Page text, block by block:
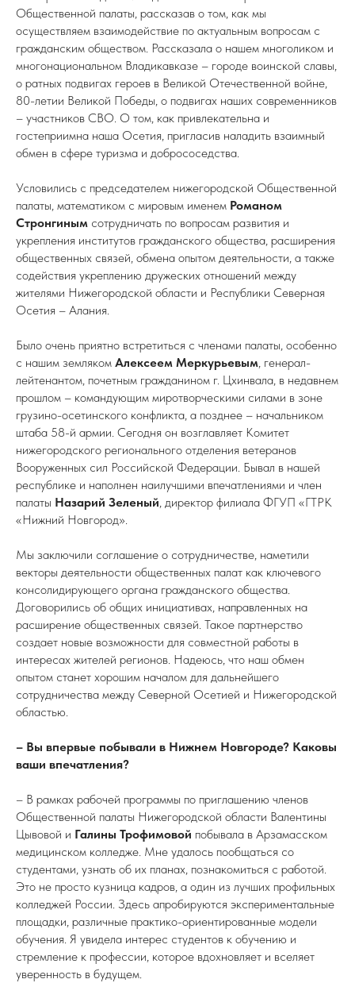
Общественной палаты, рассказав о том, как мы
осуществляем взаимодействие по актуальным вопросам с
гражданским обществом. Рассказала о нашем многоликом и
многонациональном Владикавказе – городе воинской славы,
о ратных подвигах героев в Великой Отечественной войне,
80-летии Великой Победы, о подвигах наших современников
– участников СВО. О том, как привлекательна и
гостеприимна наша Осетия, пригласив наладить взаимный
обмен в сфере туризма и добрососедства.
Условились с председателем нижегородской Общественной
палаты, математиком с мировым именем Романом
Стронгиным сотрудничать по вопросам развития и
укрепления институтов гражданского общества, расширения
общественных связей, обмена опытом деятельности, а также
содействия укреплению дружеских отношений между
жителями Нижегородской области и Республики Северная
Осетия – Алания.
Было очень приятно встретиться с членами палаты, особенно
с нашим земляком Алексеем Меркурьевым, генерал-
лейтенантом, почетным гражданином г. Цхинвала, в недавнем
прошлом – командующим миротворческими силами в зоне
грузино-осетинского конфликта, а позднее – начальником
штаба 58-й армии. Сегодня он возглавляет Комитет
нижегородского регионального отделения ветеранов
Вооруженных сил Российской Федерации. Бывал в нашей
республике и наполнен наилучшими впечатлениями и член
палаты Назарий Зеленый, директор филиала ФГУП «ГТРК
«Нижний Новгород».
Мы заключили соглашение о сотрудничестве, наметили
векторы деятельности общественных палат как ключевого
консолидирующего органа гражданского общества.
Договорились об общих инициативах, направленных на
расширение общественных связей. Такое партнерство
создает новые возможности для совместной работы в
интересах жителей регионов. Надеюсь, что наш обмен
опытом станет хорошим началом для дальнейшего
сотрудничества между Северной Осетией и Нижегородской
областью.
– Вы впервые побывали в Нижнем Новгороде? Каковы
ваши впечатления?
– В рамках рабочей программы по приглашению членов
Общественной палаты Нижегородской области Валентины
Цывовой и Галины Трофимовой побывала в Арзамасском
медицинском колледже. Мне удалось пообщаться со
студентами, узнать об их планах, познакомиться с работой.
Это не просто кузница кадров, а один из лучших профильных
колледжей России. Здесь апробируются экспериментальные
площадки, различные практико-ориентированные модели
обучения. Я увидела интерес студентов к обучению и
стремление к профессии, которое вдохновляет и вселяет
уверенность в будущем.